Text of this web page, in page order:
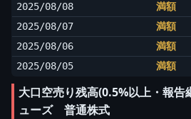
2025/08/08 満額
2025/08/07
満額
2025/08/06
満額
2025/08/05
満額
大口空売り残高(0.5%以上・報
ューズ 普通株式